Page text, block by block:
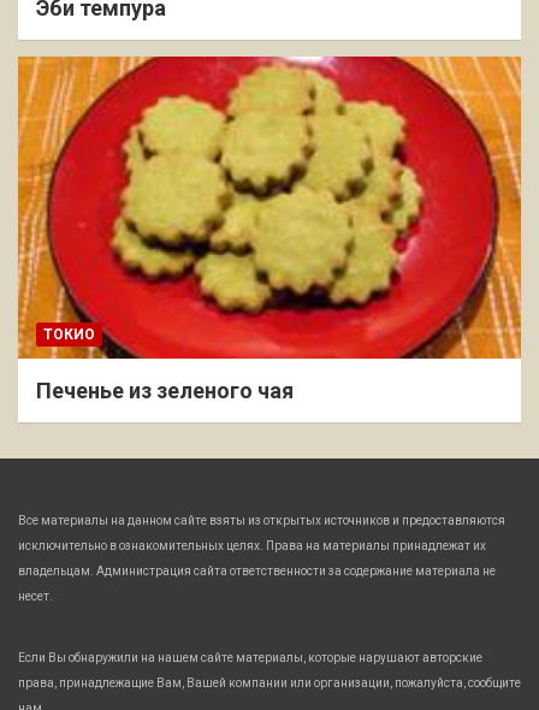
Эби темпура
ТОКИО
Печенье из зеленого чая
Все материалы на данном сайте взяты из открытых источников и предоставляются
исключительно в ознакомительных целях. Права на материалы принадлежат их
владельцам. Администрация сайта ответственности за содержание материала не
несет.
Если Вы обнаружили на нашем сайте материалы, которые нарушают авторские
права, принадлежащие Вам, Вашей компании или организации, пожалуйста, сообщите